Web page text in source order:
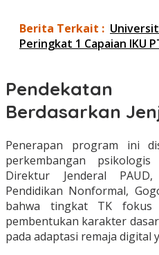
Berita Terkait :
Peringkat 1 Capaian IKU
Berdasarkan
Penerapan program ini
perkembangan
Direktur Jenderal
Pendidikan Nonformal,
bahwa tingkat TK fokus
pembentukan karakter
pada adaptasi remaja digital